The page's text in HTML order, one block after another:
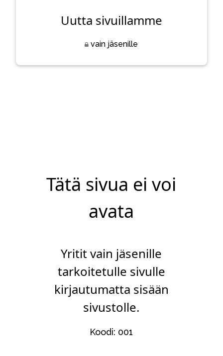
Uutta sivuillamme
vain jäsenille
Tätä sivua ei voi
avata
Yritit vain jäsenille
tarkoitetulle sivulle
kirjautumatta sisään
sivustolle.
Koodi: 001